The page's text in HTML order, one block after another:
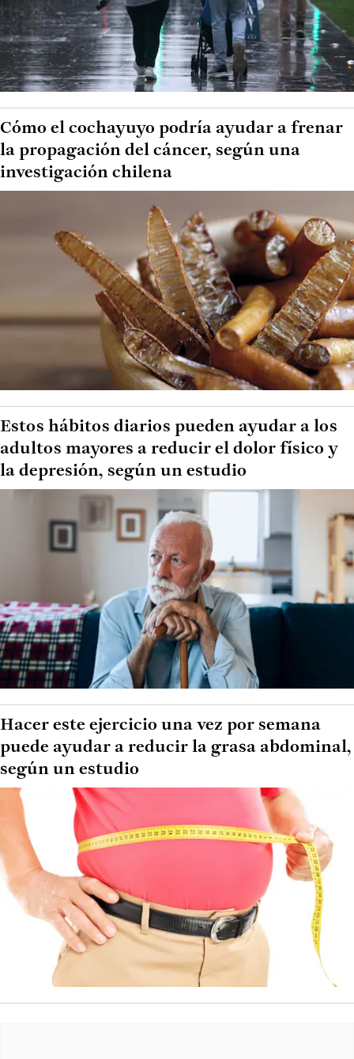
Cómo el cochayuyo podría ayudar a frenar
la propagación del cáncer, según una
investigación chilena
Estos hábitos diarios pueden ayudar a los
adultos mayores a reducir el dolor físico y
la depresión, según un estudio
Hacer este ejercicio una vez por semana
puede ayudar a reducir la grasa abdominal,
según un estudio